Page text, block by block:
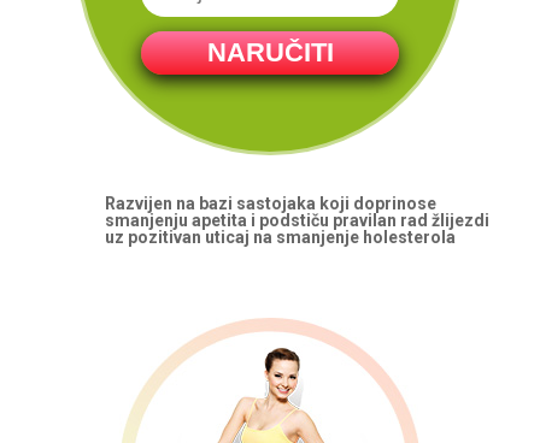
NARUČITI
Razvijen na bazi sastojaka koji doprinose
smanjenju apetita i podstiču pravilan rad žlijezdi
uz pozitivan uticaj na smanjenje holesterola